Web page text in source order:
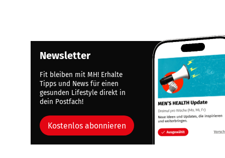
Newsletter
Fit bleiben mit MH! Erhalte
Tipps und News für einen
gesunden Lifestyle direkt in
dein Postfach!
Kostenlos abonnieren